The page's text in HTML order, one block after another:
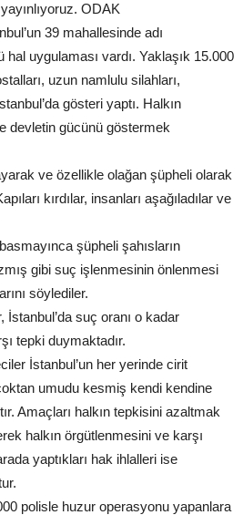
ODAK
39 mahallesinde adı
uygulaması vardı. Yaklaşık 15.000
uzun namlulu silahları,
gösteri yaptı. Halkın
devletin gücünü göstermek
ve özellikle olağan şüpheli olarak
kırdılar, insanları aşağıladılar ve
şüpheli şahısların
gibi suç işlenmesinin önlenmesi
söylediler.
İstanbul’da suç oranı o kadar
tepki duymaktadır.
İstanbul’un her yerinde cirit
umudu kesmiş kendi kendine
Amaçları halkın tepkisini azaltmak
halkın örgütlenmesini ve karşı
yaptıkları hak ihlalleri ise
polisle huzur operasyonu yapanlara